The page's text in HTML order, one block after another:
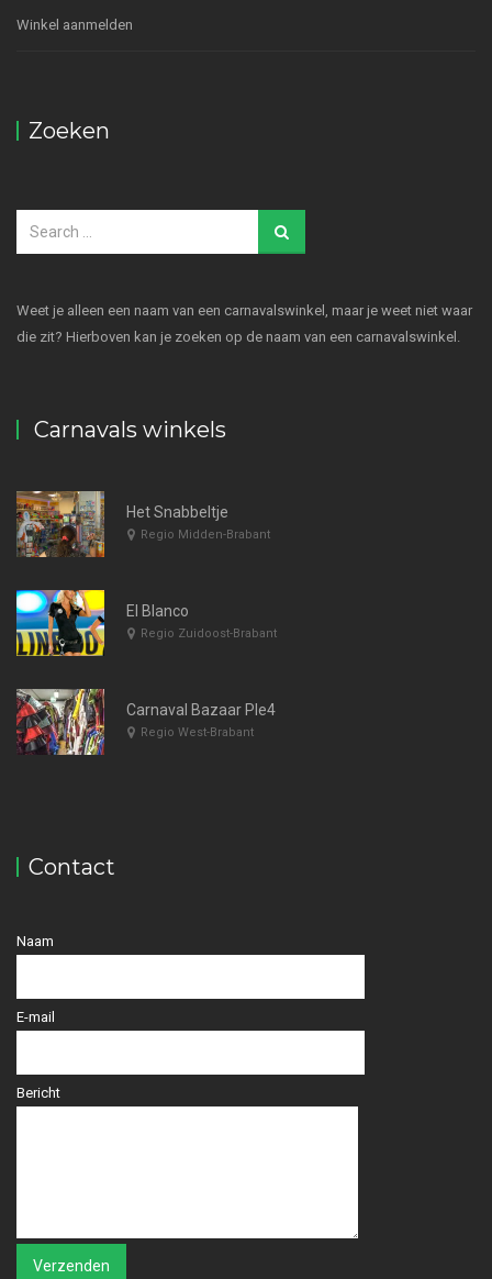
Winkel aanmelden
Zoeken
Weet je alleen een naam van een carnavalswinkel, maar je weet niet waar
die zit? Hierboven kan je zoeken op de naam van een carnavalswinkel.
Carnavals winkels
Het Snabbeltje
Regio Midden-Brabant
El Blanco
Regio Zuidoost-Brabant
Carnaval Bazaar Ple4
Regio West-Brabant
Contact
Naam
E-mail
Bericht